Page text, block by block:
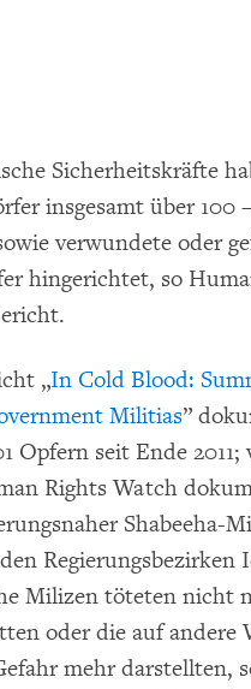
Sicherheitskräfte
insgesamt über 100
verwundete oder
hingerichtet, so
„In Cold Blood:
Militias”
Opfern seit Ende
Rights Watch
Shabeeha-
Regierungsbezirken
Milizen töteten nicht
oder die auf andere
mehr darstellten,